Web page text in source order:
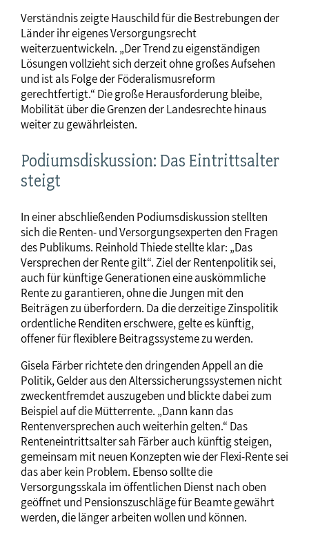
Verständnis zeigte Hauschild für die Bestrebungen der
Länder ihr eigenes Versorgungsrecht
weiterzuentwickeln. „Der Trend zu eigenständigen
Lösungen vollzieht sich derzeit ohne großes Aufsehen
und ist als Folge der Föderalismusreform
gerechtfertigt.“ Die große Herausforderung bleibe,
Mobilität über die Grenzen der Landesrechte hinaus
weiter zu gewährleisten.
Podiumsdiskussion: Das Eintrittsalter
steigt
In einer abschließenden Podiumsdiskussion stellten
sich die Renten- und Versorgungsexperten den Fragen
des Publikums. Reinhold Thiede stellte klar: „Das
Versprechen der Rente gilt“. Ziel der Rentenpolitik sei,
auch für künftige Generationen eine auskömmliche
Rente zu garantieren, ohne die Jungen mit den
Beiträgen zu überfordern. Da die derzeitige Zinspolitik
ordentliche Renditen erschwere, gelte es künftig,
offener für flexiblere Beitragssysteme zu werden.
Gisela Färber richtete den dringenden Appell an die
Politik, Gelder aus den Alterssicherungssystemen nicht
zweckentfremdet auszugeben und blickte dabei zum
Beispiel auf die Mütterrente. „Dann kann das
Rentenversprechen auch weiterhin gelten.“ Das
Renteneintrittsalter sah Färber auch künftig steigen,
gemeinsam mit neuen Konzepten wie der Flexi-Rente sei
das aber kein Problem. Ebenso sollte die
Versorgungsskala im öffentlichen Dienst nach oben
geöffnet und Pensionszuschläge für Beamte gewährt
werden, die länger arbeiten wollen und können.